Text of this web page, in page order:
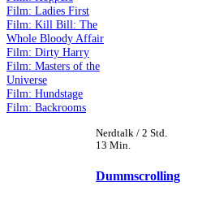
Film: Ladies First
Film: Kill Bill: The
Whole Bloody Affair
Film: Dirty Harry
Film: Masters of the
Universe
Film: Hundstage
Film: Backrooms
Nerdtalk / 2 Std.
13 Min.
Dummscrolling